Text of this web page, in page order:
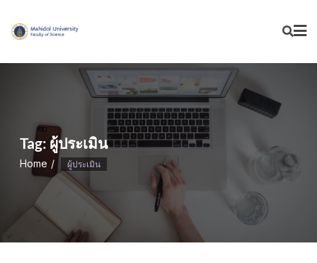
content
Tag: ผู้ประเมิน
Home ผู้ประเมิน